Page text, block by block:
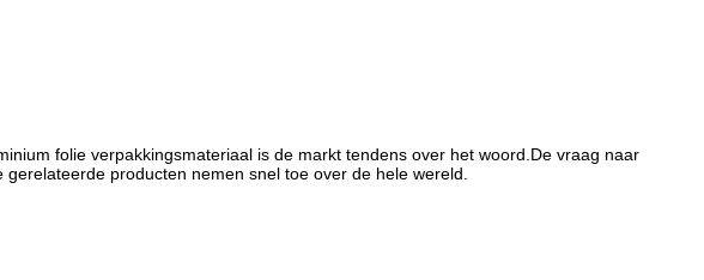
folie verpakkingsmateriaal is de markt tendens over het woord.De vraag naar
producten nemen snel toe over de hele wereld.